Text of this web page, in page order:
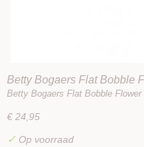
Betty Bogaers Flat Bobble
Plated
Betty Bogaers Flat Bobble
€ 24,95
✓ Op voorraad